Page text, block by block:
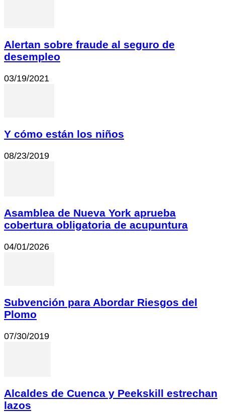
Alertan sobre fraude al seguro de
desempleo
03/19/2021
Y cómo están los niños
08/23/2019
Asamblea de Nueva York aprueba
cobertura obligatoria de acupuntura
04/01/2026
Subvención para Abordar Riesgos del
Plomo
07/30/2019
Alcaldes de Cuenca y Peekskill estrechan
lazos